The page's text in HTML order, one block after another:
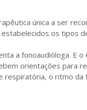
única a ser
os tipos
a fonoaudióloga. E
orientações para
respiratória, o ritmo da